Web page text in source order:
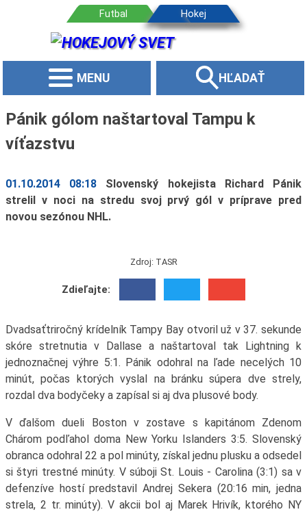
MENU HĽADAŤ
Pánik gólom naštartoval Tampu k
víťazstvu
01.10.2014 08:18
Slovenský hokejista Richard Pánik
strelil v noci na stredu svoj prvý gól v príprave pred
novou sezónou NHL.
Zdroj: TASR
Zdieľajte:
Dvadsaťtriročný krídelník Tampy Bay otvoril už v 37. sekunde
skóre stretnutia v Dallase a naštartoval tak Lightning k
jednoznačnej výhre 5:1. Pánik odohral na ľade necelých 10
minút, počas ktorých vyslal na bránku súpera dve strely,
rozdal dva bodyčeky a zapísal si aj dva plusové body.
V ďalšom dueli Boston v zostave s kapitánom Zdenom
Chárom podľahol doma New Yorku Islanders 3:5. Slovenský
obranca odohral 22 a pol minúty, získal jednu plusku a odsedel
si štyri trestné minúty. V súboji St. Louis - Carolina (3:1) sa v
defenzíve hostí predstavil Andrej Sekera (20:16 min, jedna
strela, 2 tr. minúty). V akcii bol aj Marek Hrivík, ktorého NY